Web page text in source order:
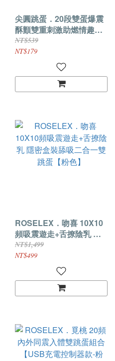
尖圓跳蛋．20段雙蛋爆震
酥顫雙重刺激助燃情趣跳
蛋【USB直插款】
NT$539
NT$179
ROSELEX．吻喜 10X10
頻吸震遊走+舌撩陰乳 隱
密盒裝舔吸二合一雙跳蛋
【粉色】
NT$1,499
NT$499